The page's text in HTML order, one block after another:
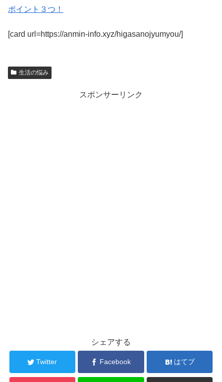
ポイント３つ！
[card url=https://anmin-info.xyz/higasanojyumyou/]
生活の悩み
スポンサーリンク
シェアする
Twitter Facebook はてブ